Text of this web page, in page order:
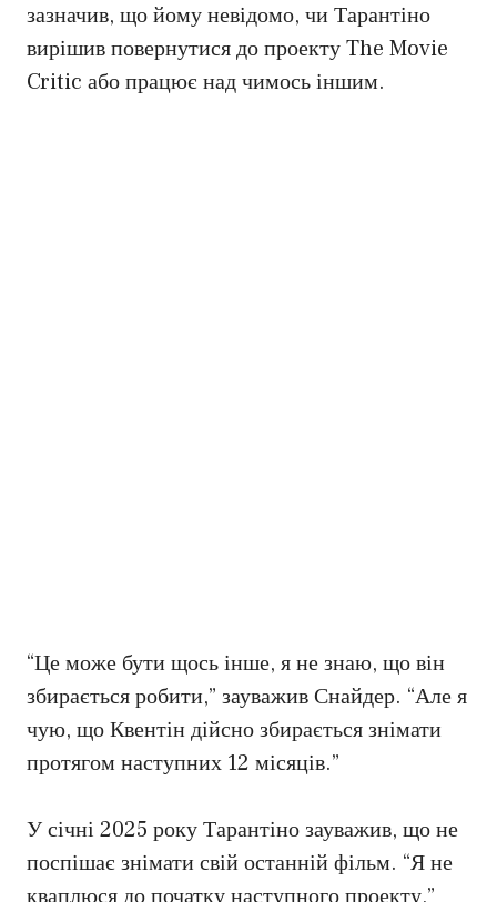
зазначив, що йому невідомо, чи Тарантіно
вирішив повернутися до проекту The Movie
Critic або працює над чимось іншим.
“Це може бути щось інше, я не знаю, що він
збирається робити,” зауважив Снайдер. “Але я
чую, що Квентін дійсно збирається знімати
протягом наступних 12 місяців.”
У січні 2025 року Тарантіно зауважив, що не
поспішає знімати свій останній фільм. “Я не